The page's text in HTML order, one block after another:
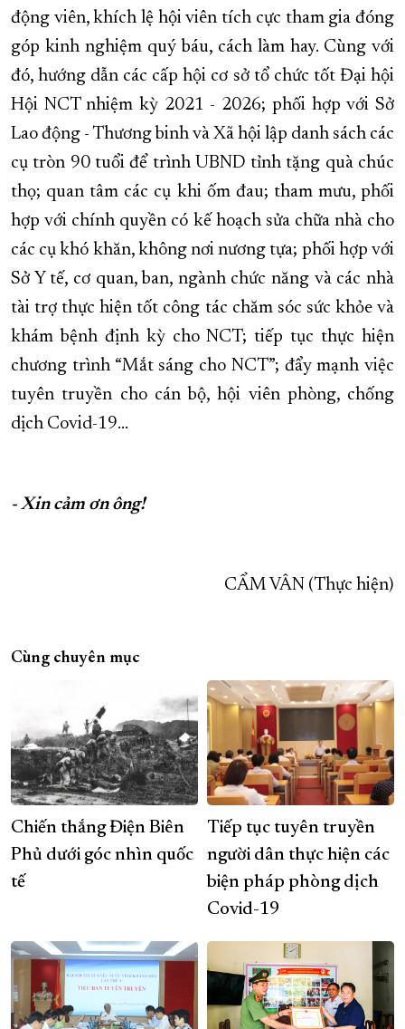
động viên, khích lệ hội viên tích cực tham gia đóng
góp kinh nghiệm quý báu, cách làm hay. Cùng với
đó, hướng dẫn các cấp hội cơ sở tổ chức tốt Đại hội
Hội NCT nhiệm kỳ 2021 - 2026; phối hợp với Sở
Lao động - Thương binh và Xã hội lập danh sách các
cụ tròn 90 tuổi để trình UBND tỉnh tặng quà chúc
thọ; quan tâm các cụ khi ốm đau; tham mưu, phối
hợp với chính quyền có kế hoạch sửa chữa nhà cho
các cụ khó khăn, không nơi nương tựa; phối hợp với
Sở Y tế, cơ quan, ban, ngành chức năng và các nhà
tài trợ thực hiện tốt công tác chăm sóc sức khỏe và
khám bệnh định kỳ cho NCT; tiếp tục thực hiện
chương trình “Mắt sáng cho NCT”; đẩy mạnh việc
tuyên truyền cho cán bộ, hội viên phòng, chống
dịch Covid-19…
- Xin cảm ơn ông!
CẨM VÂN (Thực hiện)
Cùng chuyên mục
Chiến thắng Điện Biên
Phủ dưới góc nhìn quốc
tế
Tiếp tục tuyên truyền
người dân thực hiện các
biện pháp phòng dịch
Covid-19